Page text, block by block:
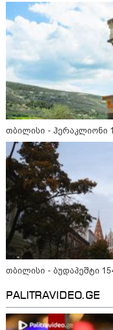
თბილისი - ჰერაკლიონი
თბილისი - ბუდაპეშტი
PALITRAVIDEO.GE